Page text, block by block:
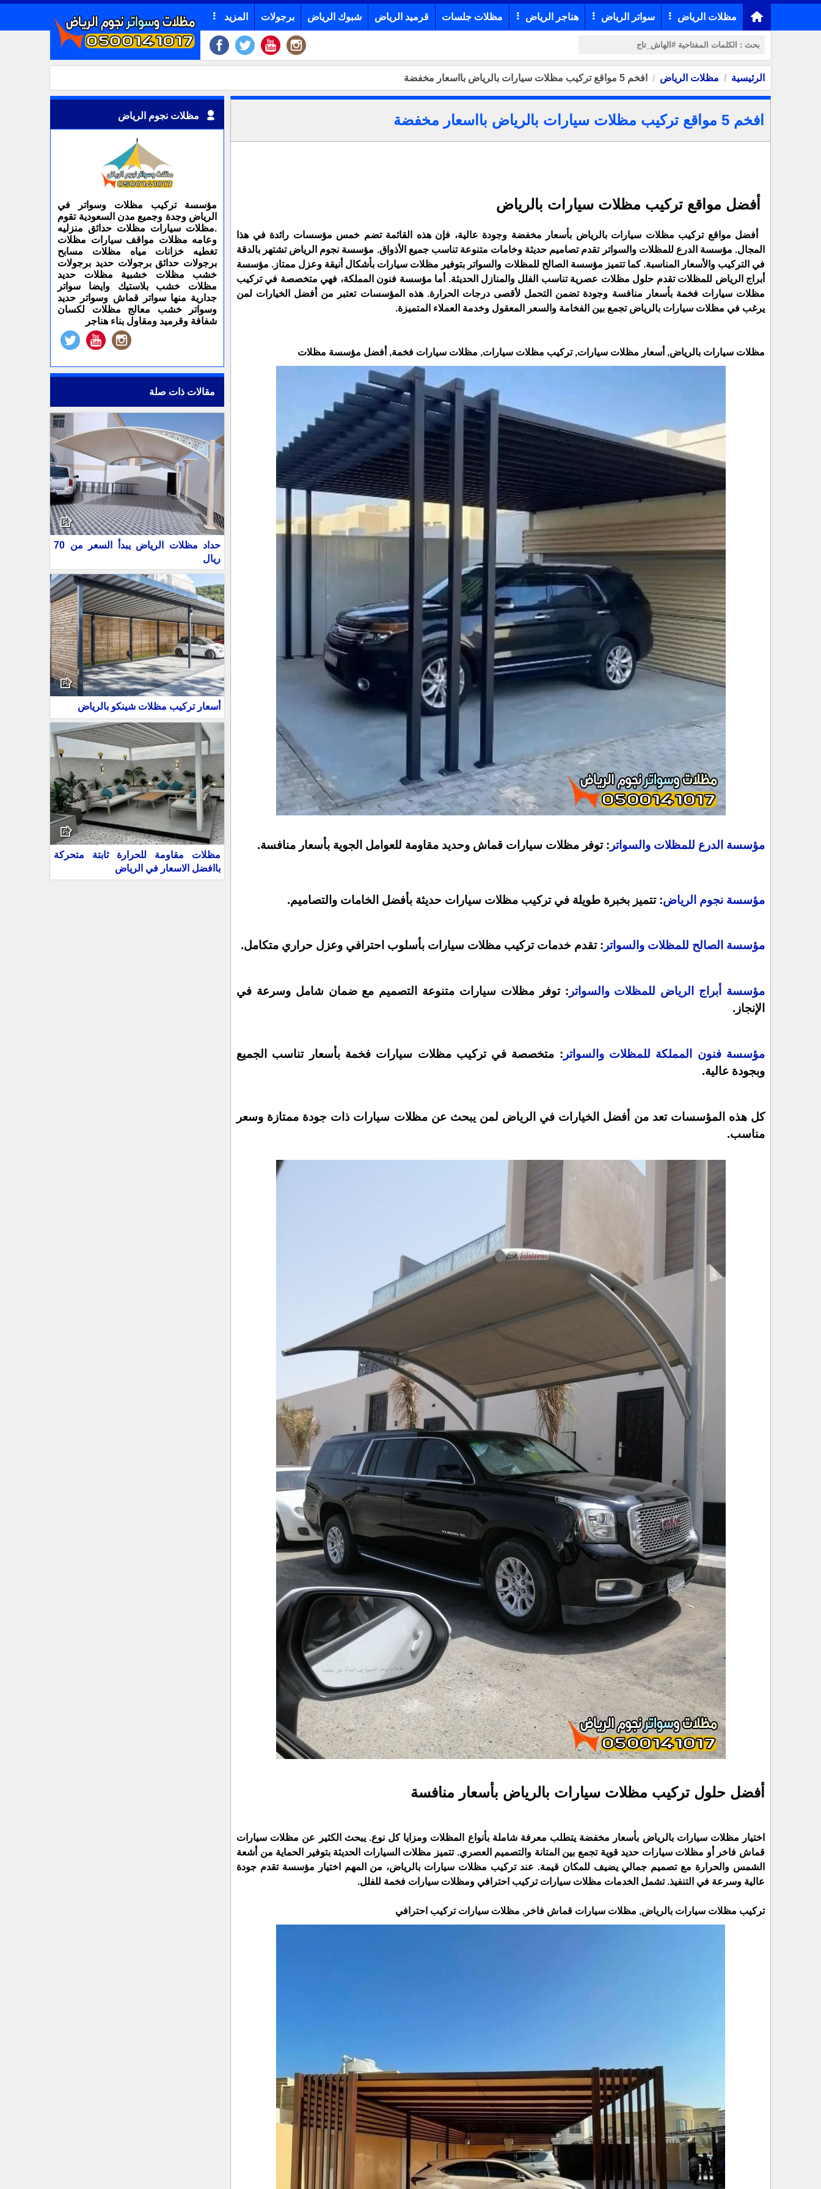
مظلات الرياض سواتر الرياض هناجر الرياض مظلات جلسات قرميد الرياض شبوك الرياض برجولات المزيد
الرئيسية مظلات الرياض افخم 5 مواقع تركيب مظلات سيارات بالرياض بااسعار مخفضة
افخم 5 مواقع تركيب مظلات سيارات بالرياض بااسعار مخفضة
أفضل مواقع تركيب مظلات سيارات بالرياض
أفضل مواقع تركيب مظلات سيارات بالرياض بأسعار مخفضة وجودة عالية، فإن هذه القائمة تضم خمس مؤسسات رائدة في هذا
المجال. مؤسسة الدرع للمظلات والسواتر تقدم تصاميم حديثة وخامات متنوعة تناسب جميع الأذواق. مؤسسة نجوم الرياض تشتهر بالدقة
في التركيب والأسعار المناسبة. كما تتميز مؤسسة الصالح للمظلات والسواتر بتوفير مظلات سيارات بأشكال أنيقة وعزل ممتاز. مؤسسة
أبراج الرياض للمظلات تقدم حلول مظلات عصرية تناسب الفلل والمنازل الحديثة. أما مؤسسة فنون المملكة، فهي متخصصة في تركيب
مظلات سيارات فخمة بأسعار منافسة وجودة تضمن التحمل لأقصى درجات الحرارة. هذه المؤسسات تعتبر من أفضل الخيارات لمن
يرغب في مظلات سيارات بالرياض تجمع بين الفخامة والسعر المعقول وخدمة العملاء المتميزة.
مظلات سيارات بالرياض, أسعار مظلات سيارات, تركيب مظلات سيارات, مظلات سيارات فخمة, أفضل مؤسسة مظلات
مؤسسة الدرع للمظلات والسواتر : توفر مظلات سيارات قماش وحديد مقاومة للعوامل الجوية بأسعار منافسة.
مؤسسة نجوم الرياض: تتميز بخبرة طويلة في تركيب مظلات سيارات حديثة بأفضل الخامات والتصاميم.
مؤسسة الصالح للمظلات والسواتر : تقدم خدمات تركيب مظلات سيارات بأسلوب احترافي وعزل حراري متكامل.
مؤسسة أبراج الرياض للمظلات والسواتر : توفر مظلات سيارات متنوعة التصميم مع ضمان شامل وسرعة في
الإنجاز.
مؤسسة فنون المملكة للمظلات والسواتر : متخصصة في تركيب مظلات سيارات فخمة بأسعار تناسب الجميع
وبجودة عالية.
كل هذه المؤسسات تعد من أفضل الخيارات في الرياض لمن يبحث عن مظلات سيارات ذات جودة ممتازة وسعر
مناسب.
أفضل حلول تركيب مظلات سيارات بالرياض بأسعار منافسة
اختيار مظلات سيارات بالرياض بأسعار مخفضة يتطلب معرفة شاملة بأنواع المظلات ومزايا كل نوع. يبحث الكثير عن مظلات سيارات
قماش فاخر أو مظلات سيارات حديد قوية تجمع بين المتانة والتصميم العصري. تتميز مظلات السيارات الحديثة بتوفير الحماية من أشعة
الشمس والحرارة مع تصميم جمالي يضيف للمكان قيمة. عند تركيب مظلات سيارات بالرياض، من المهم اختيار مؤسسة تقدم جودة
عالية وسرعة في التنفيذ. تشمل الخدمات مظلات سيارات تركيب احترافي ومظلات سيارات فخمة للفلل.
تركيب مظلات سيارات بالرياض, مظلات سيارات قماش فاخر, مظلات سيارات تركيب احترافي
مظلات نجوم الرياض
مؤسسة تركيب مظلات وسواتر في
الرياض وجدة وجميع مدن السعودية تقوم
.مظلات سيارات مظلات حدائق منزليه
وعامه مظلات مواقف سيارات مظلات
تغطيه خزانات مياه مظلات مسابح
برجولات حدائق برجولات حديد برجولات
خشب مظلات خشبية مظلات حديد
مظلات خشب بلاستيك وايضا سواتر
جدارية منها سواتر قماش وسواتر حديد
وسواتر خشب معالج مظلات لكسان
شفافة وقرميد ومقاول بناء هناجر
مقالات ذات صلة
حداد مظلات الرياض يبدأ السعر من 70
ريال
أسعار تركيب مظلات شينكو بالرياض
مظلات مقاومة للحرارة ثابتة متحركة
باافضل الاسعار في الرياض